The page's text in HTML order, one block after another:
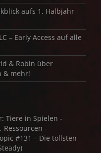
aufs 1. Halbjahr
– Early Access auf alle
& Robin über
& mehr!
Tiere in Spielen -
Ressourcen -
#131 – Die tollsten